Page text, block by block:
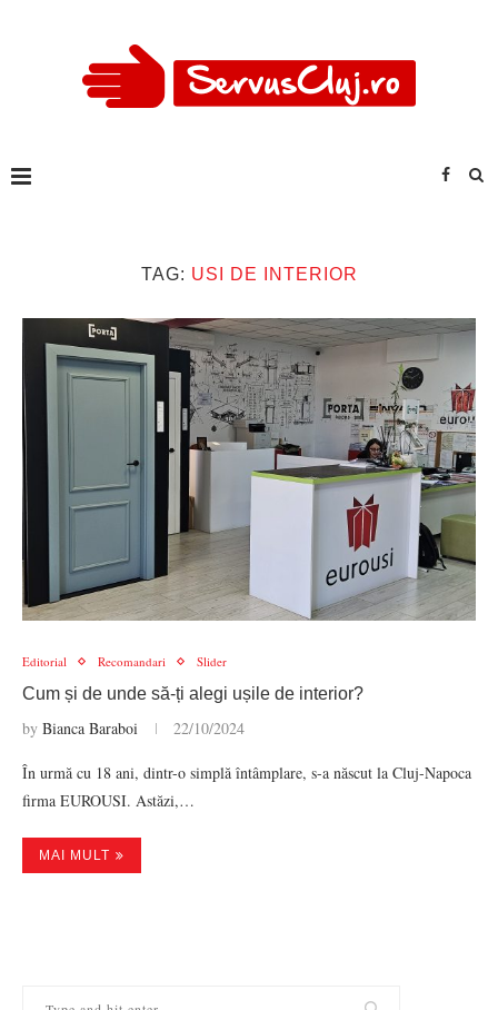
TAG: USI DE INTERIOR
Editorial Recomandari Slider
Cum și de unde să-ți alegi ușile de interior?
by Bianca Baraboi 22/10/2024
În urmă cu 18 ani, dintr-o simplă întâmplare, s-a născut la Cluj-Napoca
firma EUROUSI. Astăzi,…
MAI MULT